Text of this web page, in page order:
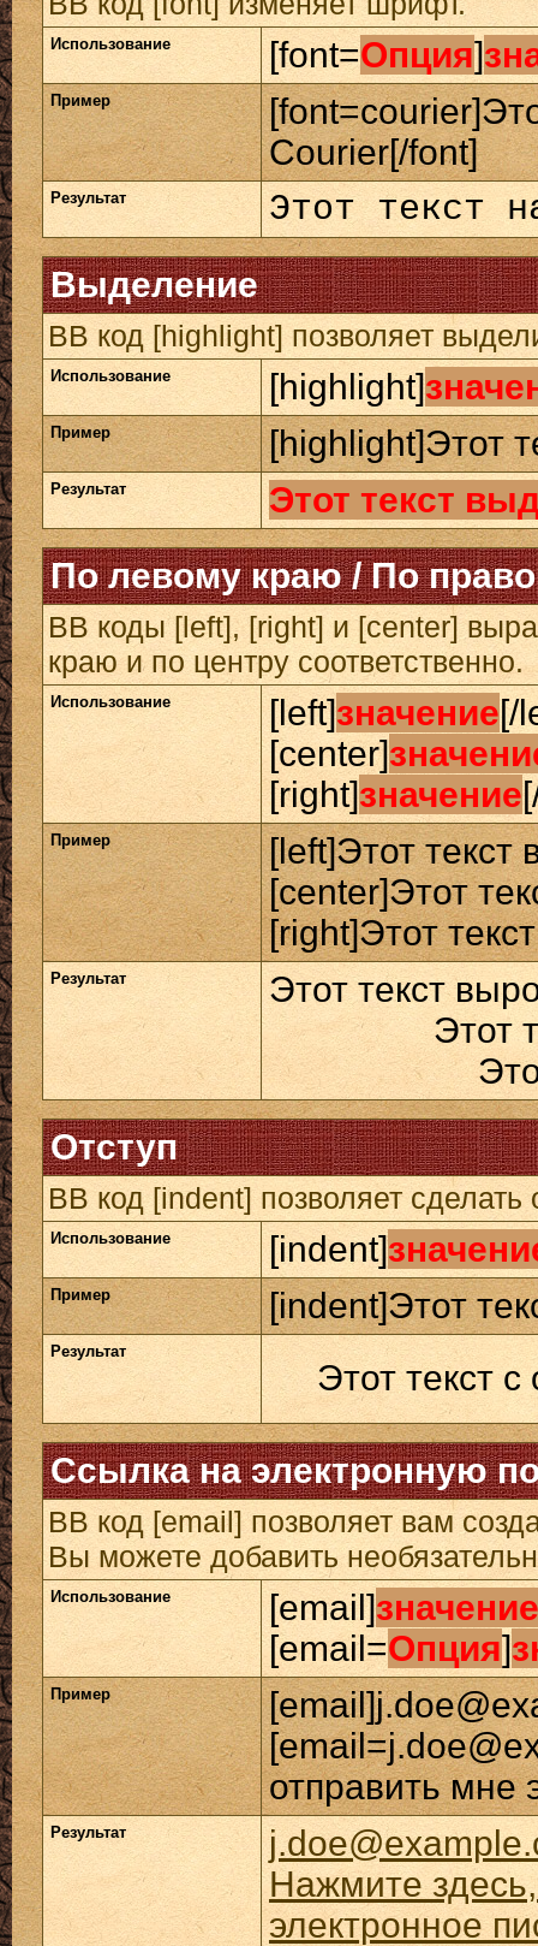
Использование [font=Опция]
Пример
Courier[/font]
Результат Этот текст
Выделение
BB код [highlight] позволяет
Использование [highlight]
Пример [highlight]Этот
Результат
Этот текст
По левому краю / По
BB коды [left], [right] и [center]
краю и по центру соответственно.
Использование [left]значение[/
[center]
[right]значение
Пример
[left]Этот
[center]Этот
[right]Этот
Результат
Этот текст
Этот
Отступ
BB код [indent] позволяет сделать
Использование [indent]
Пример [indent]Этот
Результат
Этот текст с
Ссылка на электронную
BB код [email] позволяет вам
Вы можете добавить
Использование [email]значение
[email=Опция]
Пример
отправить мне
Результат
Нажмите
электронное